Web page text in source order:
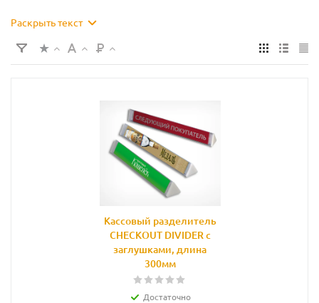
ударопрочный пластиковый разделитель треугольного сечения
длиной 300 мм с заглушками, совместимый с большинством
стандартных кассовых лент. Конструкция предотвращает
эксплуатации и легко очищается, что важно для продуктовой
торговли и общепита. Решение применимо для кассовых зон с
ручной выкладкой товаров; для широких нестандартных
конвейеров или специализированных кассовых линий требуются
модели другой длины, доступные под заказ.
Раскрыть текст
Кассовый разделитель
CHECKOUT DIVIDER с
заглушками, длина
300мм
Достаточно